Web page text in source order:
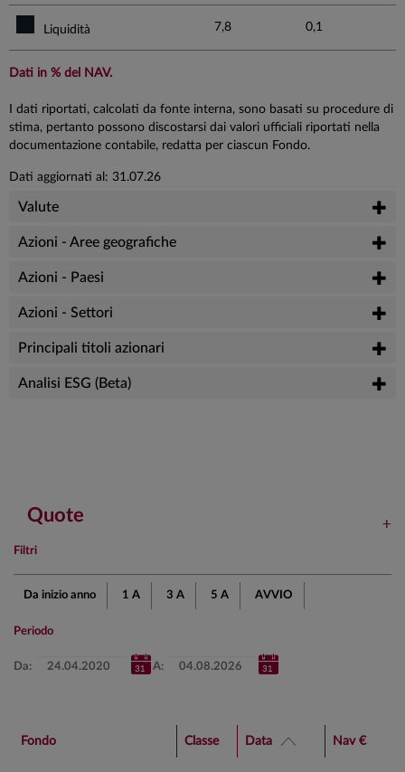
Liquidità 7,8 0,1
Dati in % del NAV.
I dati riportati, calcolati da fonte interna, sono basati su procedure di
stima, pertanto possono discostarsi dai valori ufficiali riportati nella
documentazione contabile, redatta per ciascun Fondo.
Dati aggiornati al: 31.07.26
Valute
Azioni - Aree geografiche
Azioni - Paesi
Azioni - Settori
Principali titoli azionari
Analisi ESG (Beta)
Quote
Filtri
Da inizio anno 1 A 3 A 5 A AVVIO
Periodo
Da: A:
Fondo Classe Data Nav €